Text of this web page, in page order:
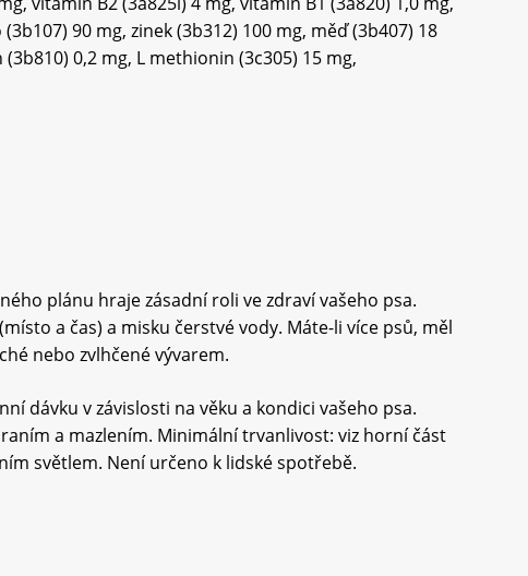
90 mg, zinek (3b312) 100 mg, měď (3b407) 18
0,2 mg, L methionin (3c305) 15 mg,
plánu hraje zásadní roli ve zdraví vašeho psa.
a čas) a misku čerstvé vody. Máte-li více psů, měl
nebo zvlhčené vývarem.
dávku v závislosti na věku a kondici vašeho psa.
a mazlením. Minimální trvanlivost: viz horní část
světlem. Není určeno k lidské spotřebě.